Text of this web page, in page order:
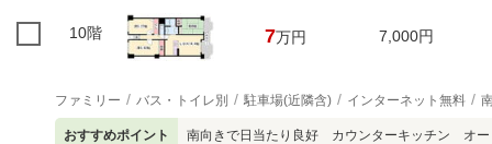
10階 7万円 7,000円
ファミリー バス・トイレ別 駐車場(近隣含) インターネット無料
おすすめポイント 南向きで日当たり良好 カウンターキッチン オ